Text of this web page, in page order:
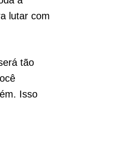
lutar com
tão
Isso